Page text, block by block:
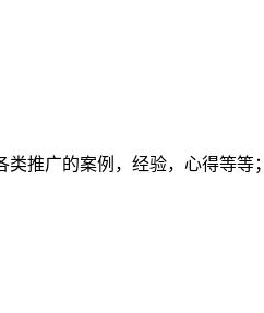
推广的案例，经验，心得等等；